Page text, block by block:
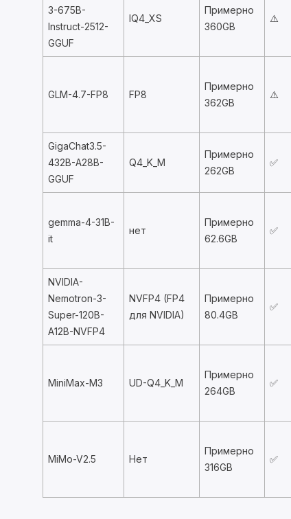
3-675B-
Instruct-2512-
GGUF
IQ4_XS
Примерно
360GB
⚠️
GLM-4.7-FP8 FP8
Примерно
362GB
⚠️
GigaChat3.5-
432B-A28B-
GGUF
Q4_K_M
Примерно
262GB
✅
gemma-4-31B-
it
нет
Примерно
62.6GB
✅
NVIDIA-
Nemotron-3-
Super-120B-
A12B-NVFP4
NVFP4 (FP4
для NVIDIA)
Примерно
80.4GB
✅
MiniMax-M3 UD-Q4_K_M
Примерно
264GB
✅
MiMo-V2.5 Нет
Примерно
316GB
✅